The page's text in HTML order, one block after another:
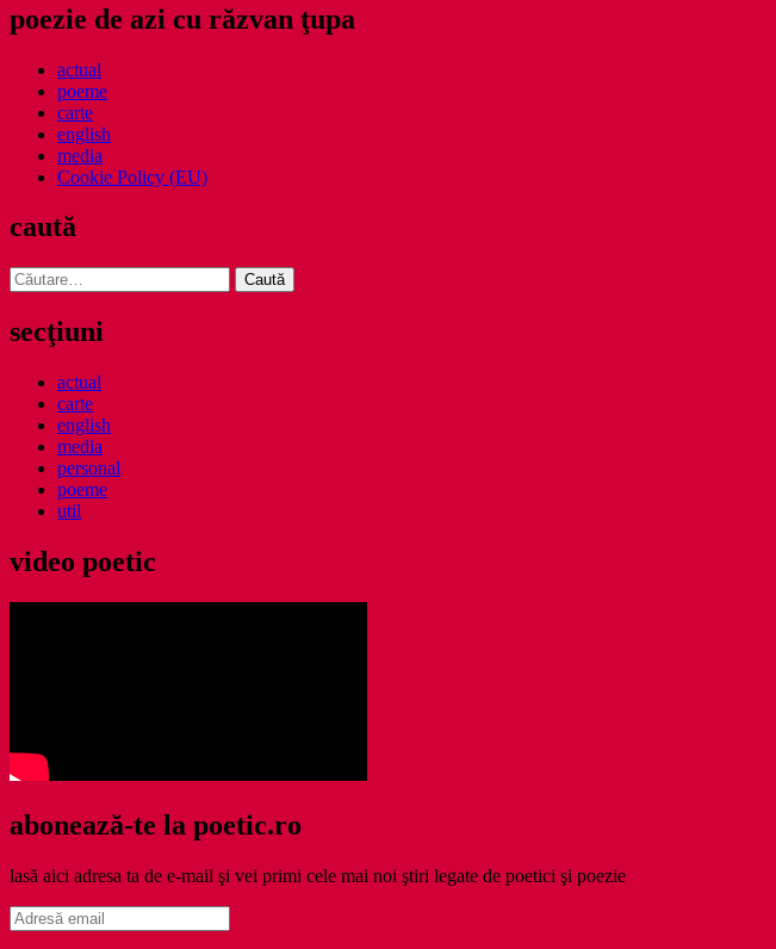
poezie de azi cu răzvan ţupa
actual
poeme
carte
english
media
Cookie Policy (EU)
caută
Caută
după:
secţiuni
actual
carte
english
media
personal
poeme
util
video poetic
abonează-te la poetic.ro
lasă aici adresa ta de e-mail şi vei primi cele mai noi ştiri legate de poetici şi poezie
Adresă
email